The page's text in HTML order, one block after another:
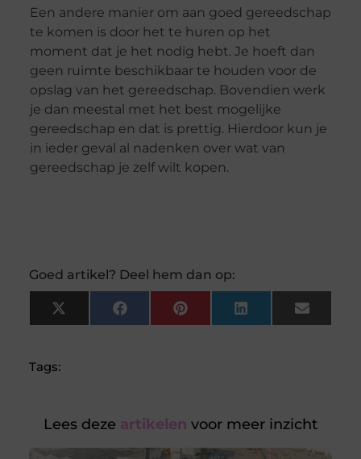
Een andere manier om aan goed gereedschap
te komen is door het te huren op het
moment dat je het nodig hebt. Je hoeft dan
geen ruimte beschikbaar te houden voor de
opslag van het gereedschap. Bovendien werk
je dan meestal met het best mogelijke
gereedschap en dat is prettig. Hierdoor kun je
in ieder geval al nadenken over wat van
gereedschap je zelf wilt kopen.
Goed artikel? Deel hem dan op:
X
(Twitter)
FacebookPinterest LinkedIn Email
Tags:
Lees deze artikelen voor meer inzicht